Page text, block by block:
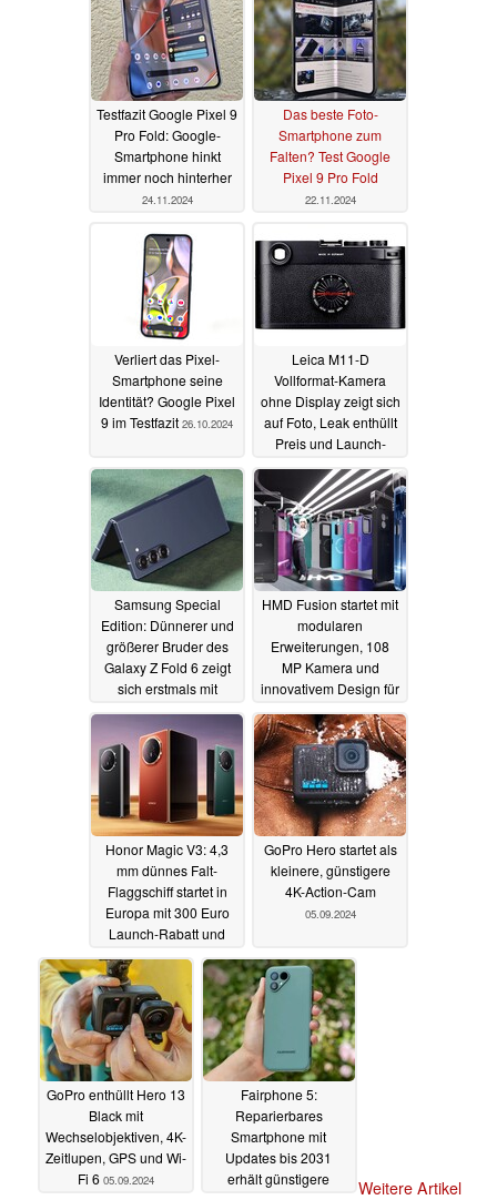
Testfazit Google Pixel 9
Pro Fold: Google-
Smartphone hinkt
immer noch hinterher
24.11.2024
Das beste Foto-
Smartphone zum
Falten? Test Google
Pixel 9 Pro Fold
22.11.2024
Verliert das Pixel-
Smartphone seine
Identität? Google Pixel
9 im Testfazit 26.10.2024
Leica M11-D
Vollformat-Kamera
ohne Display zeigt sich
auf Foto, Leak enthüllt
Preis und Launch-
06.09.2024
Samsung Special
Edition: Dünnerer und
größerer Bruder des
Galaxy Z Fold 6 zeigt
sich erstmals mit
06.09.2024
HMD Fusion startet mit
modularen
Erweiterungen, 108
MP Kamera und
innovativem Design für
05.09.2024
Honor Magic V3: 4,3
mm dünnes Falt-
Flaggschiff startet in
Europa mit 300 Euro
Launch-Rabatt und
05.09.2024
GoPro Hero startet als
kleinere, günstigere
4K-Action-Cam
05.09.2024
GoPro enthüllt Hero 13
Black mit
Wechselobjektiven, 4K-
Zeitlupen, GPS und Wi-
Fi 6 05.09.2024
Fairphone 5:
Reparierbares
Smartphone mit
Updates bis 2031
erhält günstigere
Weitere Artikel